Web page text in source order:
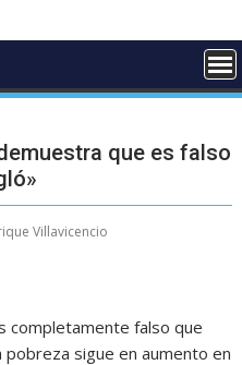
que es falso
Villavicencio
completamente falso que
sigue en aumento en